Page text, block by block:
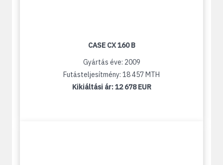
CASE CX 160 B
Gyártás éve: 2009
Futásteljesítmény: 18 457 MTH
Kikiáltási ár:12 678 EUR